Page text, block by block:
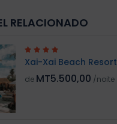
RELACIONADO
Xai-Xai Beach Resort
de MT5.500,00 /noite